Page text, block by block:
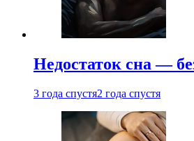
Недостаток сна —
3 года спустя2 года спустя